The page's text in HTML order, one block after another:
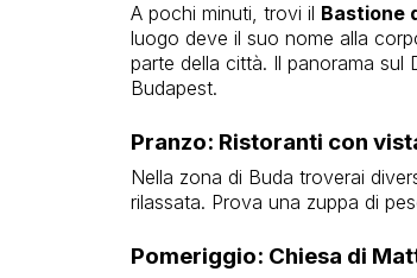
A pochi minuti, trovi il Bastione
luogo deve il suo nome alla
parte della città. Il panorama sul
Budapest.
Pranzo: Ristoranti con
Nella zona di Buda troverai
rilassata. Prova una zuppa di
Pomeriggio: Chiesa di